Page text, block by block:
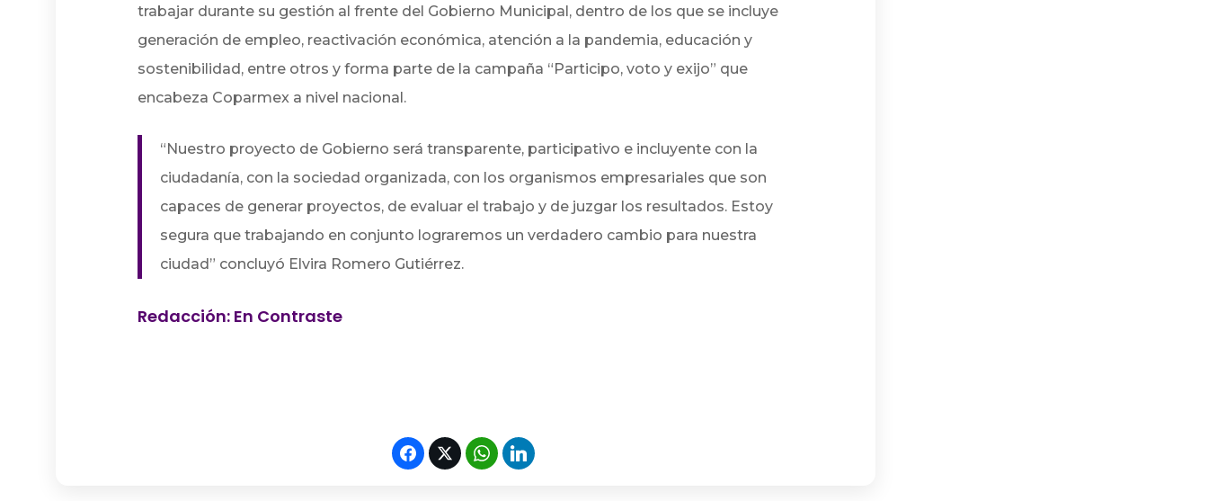
trabajar durante su gestión al frente del Gobierno Municipal, dentro de los que se incluye
generación de empleo, reactivación económica, atención a la pandemia, educación y
sostenibilidad, entre otros y forma parte de la campaña “Participo, voto y exijo” que
encabeza Coparmex a nivel nacional.
“Nuestro proyecto de Gobierno será transparente, participativo e incluyente con la
ciudadanía, con la sociedad organizada, con los organismos empresariales que son
capaces de generar proyectos, de evaluar el trabajo y de juzgar los resultados. Estoy
segura que trabajando en conjunto lograremos un verdadero cambio para nuestra
ciudad” concluyó Elvira Romero Gutiérrez.
Redacción: En Contraste